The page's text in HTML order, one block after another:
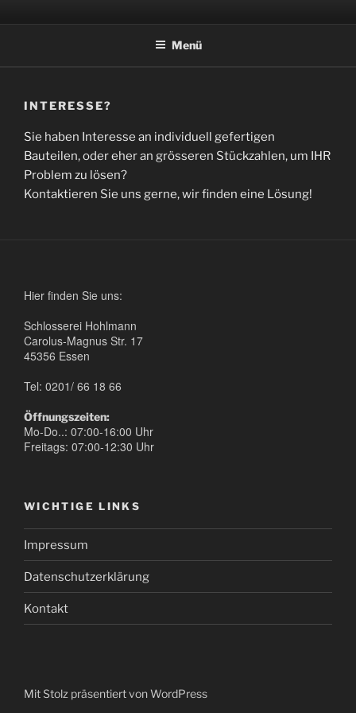
InhaltSCHLOSSEREI JOHANNES
Menü
INTERESSE?
Sie haben Interesse an individuell gefertigen
Bauteilen, oder eher an grösseren Stückzahlen, um IHR
Problem zu lösen?
Kontaktieren Sie uns gerne, wir finden eine Lösung!
Hier finden Sie uns:
Schlosserei Hohlmann
Carolus-Magnus Str. 17
45356 Essen
Tel: 0201/ 66 18 66
Öffnungszeiten:
Mo-Do..: 07:00-16:00 Uhr
Freitags: 07:00-12:30 Uhr
WICHTIGE LINKS
Impressum
Datenschutzerklärung
Kontakt
Mit Stolz präsentiert von WordPress